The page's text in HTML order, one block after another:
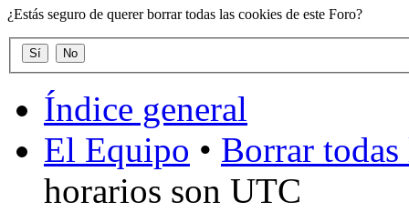
¿Estás seguro de querer borrar todas las cookies de este Foro?
Índice general
El Equipo • Borrar
horarios son UTC